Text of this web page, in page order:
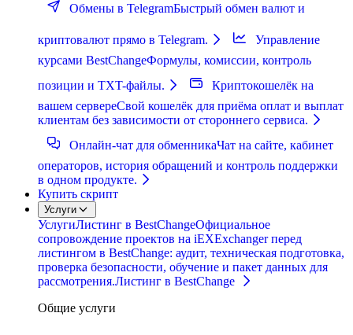
Обмены в TelegramБыстрый обмен валют и
криптовалют прямо в Telegram.
Управление
курсами BestChangeФормулы, комиссии, контроль
позиции и TXT-файлы.
Криптокошелёк на
вашем сервереСвой кошелёк для приёма оплат и выплат
клиентам без зависимости от стороннего сервиса.
Онлайн-чат для обменникаЧат на сайте, кабинет
операторов, история обращений и контроль поддержки
в одном продукте.
Купить скрипт
Услуги
УслугиЛистинг в BestChangeОфициальное
сопровождение проектов на iEXExchanger перед
листингом в BestChange: аудит, техническая подготовка,
проверка безопасности, обучение и пакет данных для
рассмотрения.Листинг в BestChange
Общие услуги